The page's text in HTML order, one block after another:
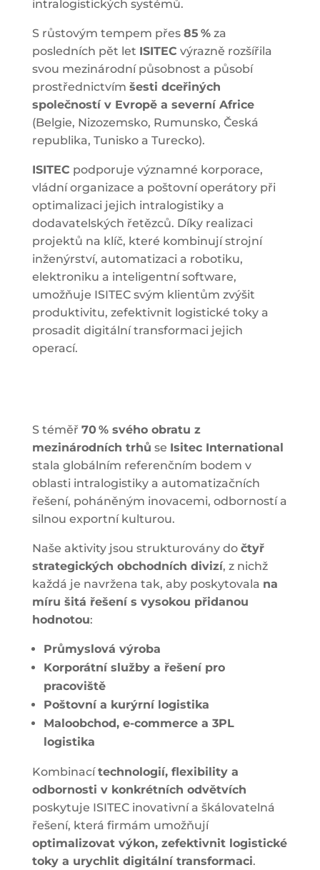
intralogistických systémů.
S růstovým tempem přes 85 %za
posledních pět let ISITEC výrazně rozšířila
svou mezinárodní působnost a působí
prostřednictvím šesti dceřiných
společností v Evropě a severní Africe
(Belgie, Nizozemsko, Rumunsko, Česká
republika, Tunisko a Turecko).
ISITEC podporuje významné korporace,
vládní organizace a poštovní operátory při
optimalizaci jejich intralogistiky a
dodavatelských řetězců. Díky realizaci
projektů na klíč, které kombinují strojní
inženýrství, automatizaci a robotiku,
elektroniku a inteligentní software,
umožňuje ISITEC svým klientům zvýšit
produktivitu, zefektivnit logistické toky a
prosadit digitální transformaci jejich
operací.
S téměř 70 % svého obratu z
mezinárodních trhů se Isitec International
stala globálním referenčním bodem v
oblasti intralogistiky a automatizačních
řešení, poháněným inovacemi, odborností a
silnou exportní kulturou.
Naše aktivity jsou strukturovány do čtyř
strategických obchodních divizí, z nichž
každá je navržena tak, aby poskytovala na
míru šitá řešení s vysokou přidanou
hodnotou:
Průmyslová výroba
Korporátní služby a řešení pro
pracoviště
Poštovní a kurýrní logistika
Maloobchod, e‑commerce a 3PL
logistika
Kombinacítechnologií, flexibility a
odbornosti v konkrétních odvětvích
poskytuje ISITEC inovativní a škálovatelná
řešení, která firmám umožňují
optimalizovat výkon, zefektivnit logistické
toky a urychlit digitální transformaci.